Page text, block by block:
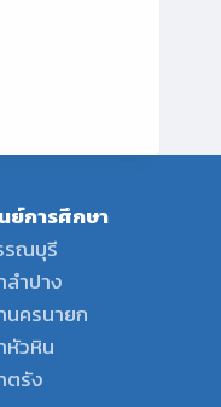
ย์การศึกษา
รณบุรี
ำปาง
ครนายก
หัวหิน
ตรัง